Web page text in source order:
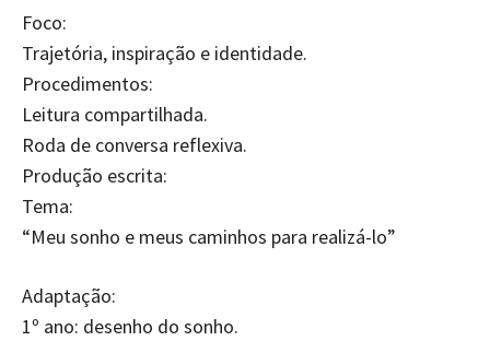
Foco:
Trajetória, inspiração e identidade.
Procedimentos:
Leitura compartilhada.
Roda de conversa reflexiva.
Produção escrita:
Tema:
“Meu sonho e meus caminhos para realizá-lo”
Adaptação:
1º ano: desenho do sonho.